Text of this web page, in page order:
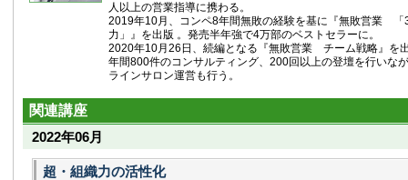
人以上の営業指導に携わる。
2019年10月、コンペ8年間無敗の経験を基に『無敗営業 「
力」』を出版 。発売半年強で4万部のベストセラーに。
2020年10月26日、続編となる『無敗営業 チーム戦略』を
年間800件のコンサルティング、200回以上の登壇を行いな
ラインサロン運営も行う。
関連講座
2022年06月
超・組織力の活性化